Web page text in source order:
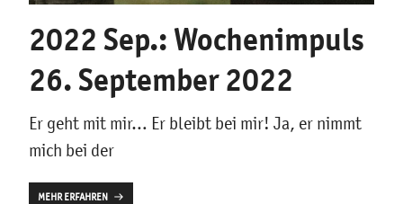
2022 Sep.: Wochenimpuls
26. September 2022
Er geht mit mir… Er bleibt bei mir! Ja, er nimmt
mich bei der
MEHR ERFAHREN